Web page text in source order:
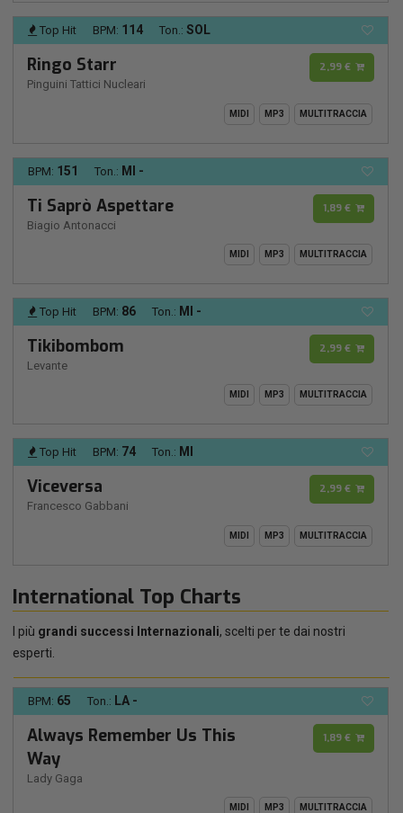
Top Hit BPM: 114 Ton.: SOL
Ringo Starr
Pinguini Tattici Nucleari
2,99 €
MIDI MP3 MULTITRACCIA
BPM: 151 Ton.: MI -
Ti Saprò Aspettare
Biagio Antonacci
1,89 €
MIDI MP3 MULTITRACCIA
Top Hit BPM: 86 Ton.: MI -
Tikibombom
Levante
2,99 €
MIDI MP3 MULTITRACCIA
Top Hit BPM: 74 Ton.: MI
Viceversa
Francesco Gabbani
2,99 €
MIDI MP3 MULTITRACCIA
International Top Charts
I più grandi successi Internazionali, scelti per te dai nostri
esperti.
BPM: 65 Ton.: LA -
Always Remember Us This
Way
Lady Gaga
1,89 €
MIDI MP3 MULTITRACCIA